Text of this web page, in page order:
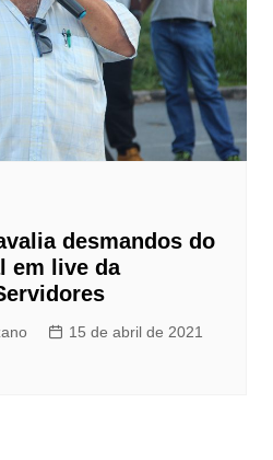
desmandos do
em live da
15 de abril de 2021